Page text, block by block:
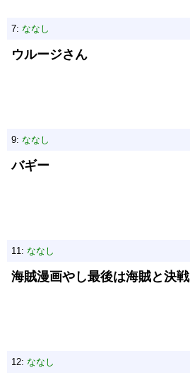
7: ななし
ウルージさん
9: ななし
バギー
11: ななし
海賊漫画やし最後は海賊と決
12: ななし